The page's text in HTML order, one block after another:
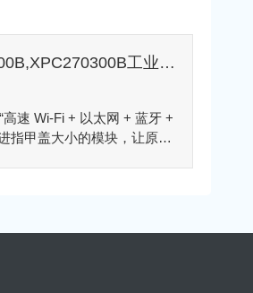
Lantronix XPC270100B,XPC270300B工业级IoT网关模块
速 Wi-Fi + 以太网 + 蓝牙 +
指甲盖大小的模块，让原本